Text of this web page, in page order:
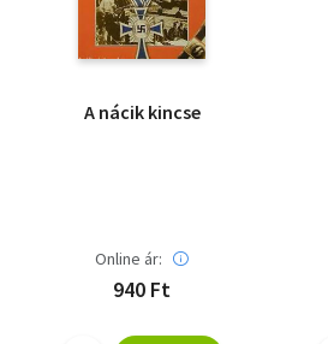
A nácik kincse
Online ár:
940 Ft